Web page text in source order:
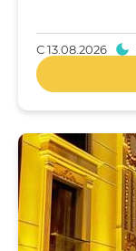
С13.08.2026